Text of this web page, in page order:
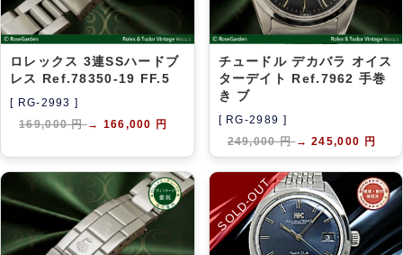
ロレックス 3連SSハードブ
レス Ref.78350-19 FF.5
[ RG-2993 ]
169,000 円→ 166,000 円
チュードル デカバラ オイス
ターデイト Ref.7962 手巻
き ブ
[ RG-2989 ]
249,000 円→ 245,000 円
SOLD-OUT